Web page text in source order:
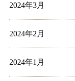
2024年3月
2024年2月
2024年1月